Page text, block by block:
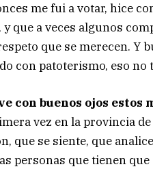
me fui a votar, hice
que a veces algunos
que se merecen. Y
con patoterismo, eso no
con buenos ojos
vez en la provincia
que se siente, que
personas que tienen